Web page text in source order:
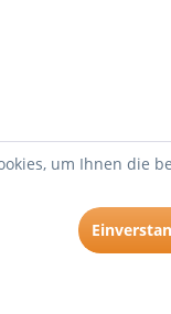
um Ihnen die